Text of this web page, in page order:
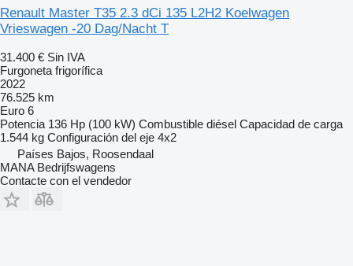
Renault Master T35 2.3 dCi 135 L2H2 Koelwagen
Vrieswagen -20 Dag/Nacht T
31.400 € Sin IVA
Furgoneta frigorífica
2022
76.525 km
Euro 6
Potencia 136 Hp (100 kW) Combustible diésel Capacidad de carga
1.544 kg Configuración del eje 4x2
Países Bajos, Roosendaal
MANA Bedrijfswagens
Contacte con el vendedor